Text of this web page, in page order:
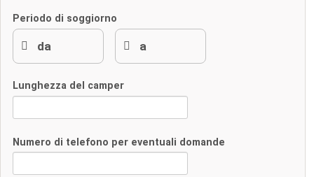
Periodo di soggiorno
Lunghezza del camper
Numero di telefono per eventuali domande